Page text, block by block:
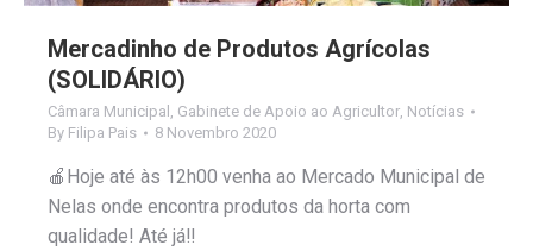
Mercadinho de Produtos Agrícolas
(SOLIDÁRIO)
Câmara Municipal , Gabinete de Apoio ao Agricultor, Notícias
By Filipa Pais 8 Novembro 2020
🍎Hoje até às 12h00 venha ao Mercado Municipal de
Nelas onde encontra produtos da horta com
qualidade! Até já‼️